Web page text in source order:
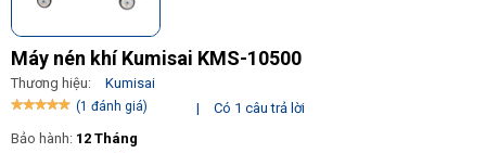
Máy nén khí Kumisai KMS-10500
Thương hiệu: Kumisai
(1 đánh giá) |
Có 1 câu trả lời
Bảo hành: 12 Tháng